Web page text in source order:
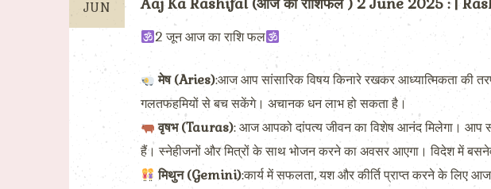
JUN
2 जून आज का राशि फल
मेष (Aries):आज आप सांसारिक विषय किनारे रखकर आध्यात्मिकता
गलतफहमियों से बच सकेंगे। अचानक धन लाभ हो सकता है।
वृषभ (Tauras): आज आपको दांपत्य जीवन का विशेष आनंद मिलेगा। आप
हैं। स्नेहीजनों और मित्रों के साथ भोजन करने का अवसर आएगा। विदेश में
मिथुन (Gemini):कार्य में सफलता, यश और कीर्ति प्राप्त करने के लिए